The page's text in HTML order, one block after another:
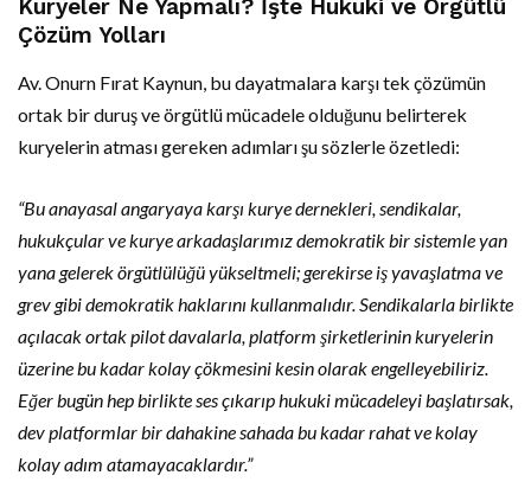
Kuryeler Ne Yapmalı? İşte Hukuki ve Örgütlü
Çözüm Yolları
Av. Onurn Fırat Kaynun, bu dayatmalara karşı tek çözümün
ortak bir duruş ve örgütlü mücadele olduğunu belirterek
kuryelerin atması gereken adımları şu sözlerle özetledi:
“Bu anayasal angaryaya karşı kurye dernekleri, sendikalar,
hukukçular ve kurye arkadaşlarımız demokratik bir sistemle yan
yana gelerek örgütlülüğü yükseltmeli; gerekirse iş yavaşlatma ve
grev gibi demokratik haklarını kullanmalıdır. Sendikalarla birlikte
açılacak ortak pilot davalarla, platform şirketlerinin kuryelerin
üzerine bu kadar kolay çökmesini kesin olarak engelleyebiliriz.
Eğer bugün hep birlikte ses çıkarıp hukuki mücadeleyi başlatırsak,
dev platformlar bir dahakine sahada bu kadar rahat ve kolay
kolay adım atamayacaklardır.”